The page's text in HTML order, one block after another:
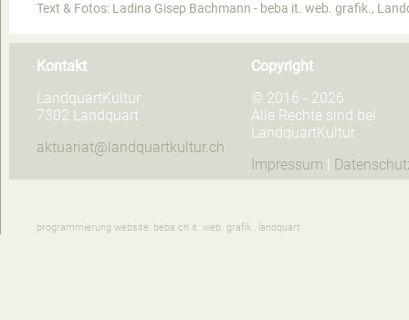
Text & Fotos: Ladina Gisep Bachmann - beba it. web. grafik.,
Kontakt
LandquartKultur
7302 Landquart
aktuariat@landquartkultur.ch
Copyright
© 2016 - 2026
Alle Rechte sind bei
LandquartKultur
Impressum
programmierung website: beba.ch it. web. grafik., landquart